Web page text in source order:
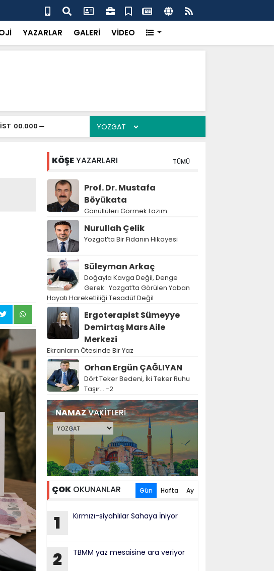
Karaarslan'dan UMKE'ye övgü
YAZARLAR GALERİ VİDEO
00.000
KÖŞEYAZARLARI TÜMÜ
Prof. Dr. Mustafa
Böyükata
Gönüllüleri Görmek Lazım
Nurullah Çelik
Yozgat’ta Bir Fidanın Hikayesi
Süleyman Arkaç
Doğayla Kavga Değil, Denge
Gerek: Yozgat’ta Görülen Yaban
Hayatı Hareketliliği Tesadüf Değil
Ergoterapist Sümeyye
Demirtaş Mars Aile
Merkezi
Ekranların Ötesinde Bir Yaz
Orhan Ergün ÇAĞLIYAN
Dört Teker Bedeni, İki Teker Ruhu
Taşır… -2
NAMAZVAKİTLERİ
ÇOKOKUNANLAR Gün Hafta Ay
1 Kırmızı-siyahlılar Sahaya İniyor
2 TBMM yaz mesaisine ara veriyor